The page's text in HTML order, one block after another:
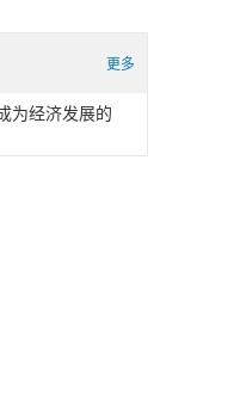
更多
为经济发展的